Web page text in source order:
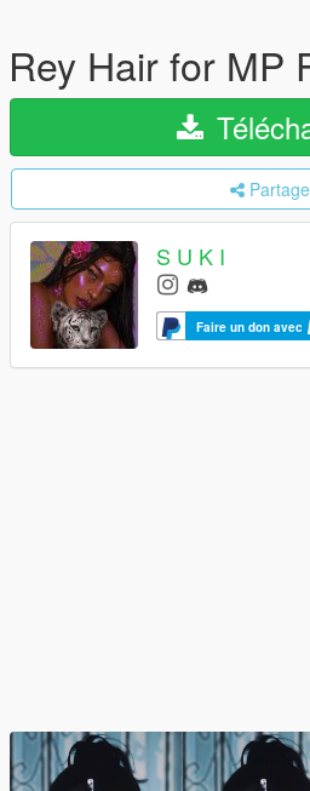
Rey Hair for MP
S U K I
Faire un don avec